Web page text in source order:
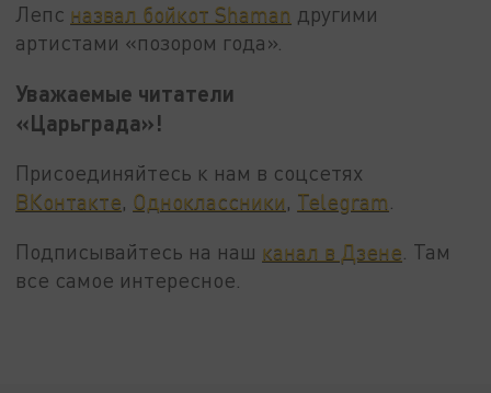
Лепс назвал бойкот Shaman другими
артистами «позором года».
Уважаемые читатели
«Царьграда»!
Присоединяйтесь к нам в соцсетях
ВКонтакте, Одноклассники, Telegram
Подписывайтесь на наш канал в Дзене . Там
все самое интересное.